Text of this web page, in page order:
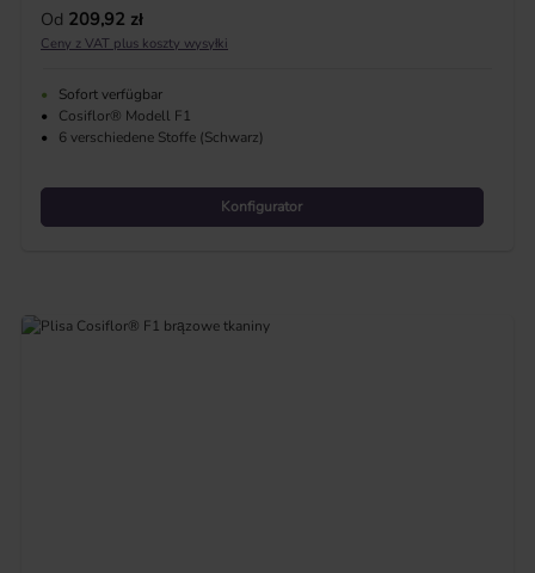
Cena regularna:
Od 209,92 zł
Ceny z VAT plus koszty wysyłki
•
Sofort verfügbar
•
Cosiflor® Modell F1
•
6 verschiedene Stoffe (Schwarz)
Konfigurator